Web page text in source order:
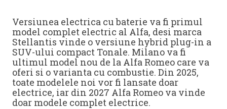
Versiunea electrica cu baterie va fi primul
model complet electric al Alfa, desi marca
Stellantis vinde o versiune hybrid plug-in a
SUV-ului compact Tonale. Milano va fi
ultimul model nou de la Alfa Romeo care va
oferi si o varianta cu combustie. Din 2025,
toate modelele noi vor fi lansate doar
electrice, iar din 2027 Alfa Romeo va vinde
doar modele complet electrice.